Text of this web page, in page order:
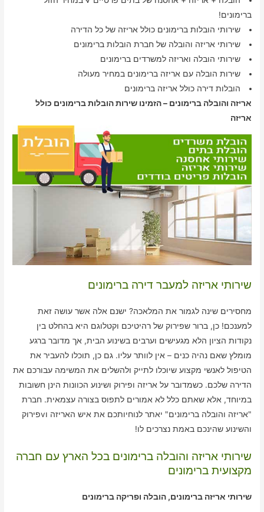
ברימונים!
שירותי הובלות ברימונים כולל אריזה של כל הדירה
שירותי אריזה והובלה של חברת הובלות ברימונים
שירותי הובלה ואריזה למשרדים ברימונים
שירות הובלה עם אריזה ברימונים במחיר מעולה
הובלות דירה כולל אריזה ברימונים
אריזה והובלה ברימונים – הזמינו שירות הובלות ברימונים כולל
אריזה
שירותי אריזה למעבר דירה ברימונים
מחסירים שינה לגמור את המלאכה? ישנם אלה אשר עושה זאת
למענכם! כן, ברור שפירוק של רהיטיכם וקטלוגם היא בהחלט בין
נקודות הציון הלא מגעישים וערבים בשינוע הבית, אך מדובר ברגע
מומלץ שאם נהיה כנים – אין לוותר עליו. גם כן, תוכלו להעביר את
הטיפול לאנשי מקצוע שיוכלו לתייק ולהשלים את המשימה עבורכם את
הדירה שלכם. כשמדובר על אריזה ופירוק ושינוע הכוונות הינן חשובות
במיוחד, אלא שאתם כלל לא אמורים לתפוס בצורה עצמאית. חברת
"אריזה והובלה ברימונים" יאתר לנוחיותכם את איש האריזה וvפירוק
והשינוע שהינכם באמת נצרכים לו!
שירותי אריזה והובלה ברימונים בכל הארץ עם חברה
מקצועית ברימונים
שירותי אריזה ברימונים, הובלה ופריקה ברימונים